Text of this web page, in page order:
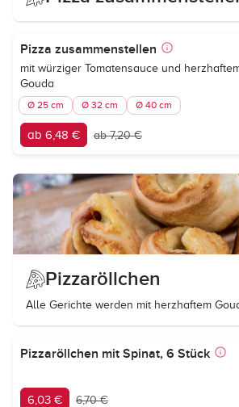
Pizza zusammenstellen
mit würziger Tomatensauce und
Gouda
Ø 25 cm Ø 32 cm Ø 40 cm
ab 6,48 € ab 7,20 €
Pizzaröllchen
Alle Gerichte werden mit herzhaftem
Pizzaröllchen mit Spinat, 6 Stück
6,03 € 6,70 €